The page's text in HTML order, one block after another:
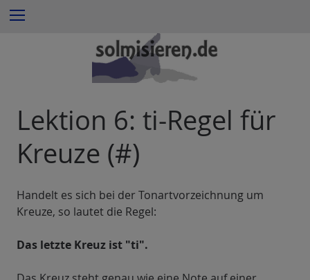
Lektion 6: ti-Regel für
Kreuze (#)
Handelt es sich bei der Tonartvorzeichnung um
Kreuze, so lautet die Regel:
Das letzte Kreuz ist "ti".